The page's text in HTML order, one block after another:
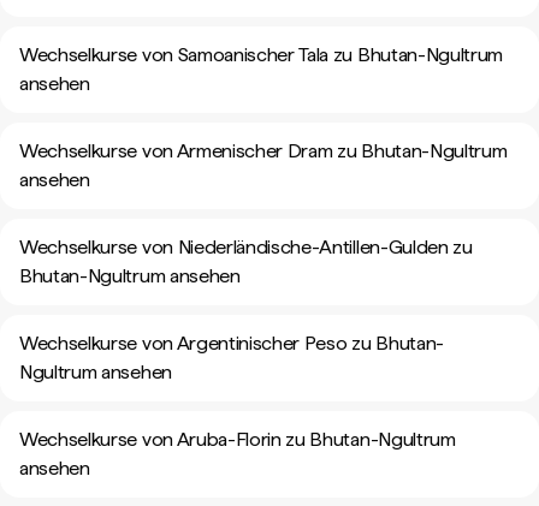
Wechselkurse von Samoanischer Tala zu Bhutan-Ngultrum
ansehen
Wechselkurse von Armenischer Dram zu Bhutan-Ngultrum
ansehen
Wechselkurse von Niederländische-Antillen-Gulden zu
Bhutan-Ngultrum ansehen
Wechselkurse von Argentinischer Peso zu Bhutan-
Ngultrum ansehen
Wechselkurse von Aruba-Florin zu Bhutan-Ngultrum
ansehen